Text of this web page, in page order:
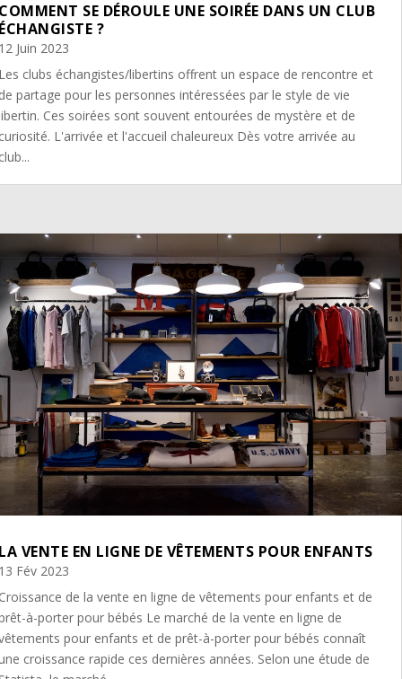
SE DÉROULE UNE SOIRÉE DANS UN CLUB
?
Juin 2023
clubs échangistes/libertins offrent un espace de rencontre et
partage pour les personnes intéressées par le style de vie
Ces soirées sont souvent entourées de mystère et de
L'arrivée et l'accueil chaleureux Dès votre arrivée au
VENTE EN LIGNE DE VÊTEMENTS POUR ENFANTS
Fév 2023
de la vente en ligne de vêtements pour enfants et de
à-porter pour bébés Le marché de la vente en ligne de
pour enfants et de prêt-à-porter pour bébés connaît
croissance rapide ces dernières années. Selon une étude de